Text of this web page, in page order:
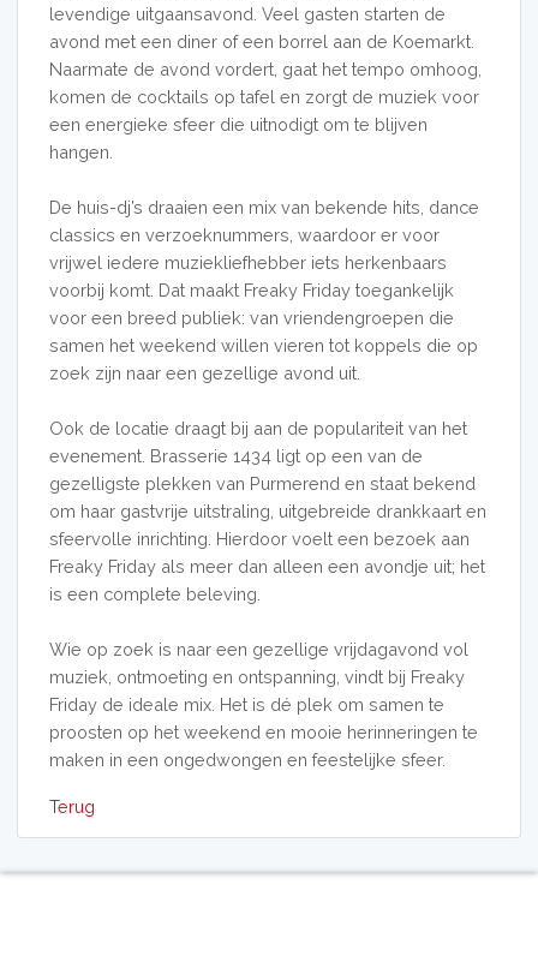
levendige uitgaansavond. Veel gasten starten de
avond met een diner of een borrel aan de Koemarkt.
Naarmate de avond vordert, gaat het tempo omhoog,
komen de cocktails op tafel en zorgt de muziek voor
een energieke sfeer die uitnodigt om te blijven
hangen.
De huis-dj’s draaien een mix van bekende hits, dance
classics en verzoeknummers, waardoor er voor
vrijwel iedere muziekliefhebber iets herkenbaars
voorbij komt. Dat maakt Freaky Friday toegankelijk
voor een breed publiek: van vriendengroepen die
samen het weekend willen vieren tot koppels die op
zoek zijn naar een gezellige avond uit.
Ook de locatie draagt bij aan de populariteit van het
evenement. Brasserie 1434 ligt op een van de
gezelligste plekken van Purmerend en staat bekend
om haar gastvrije uitstraling, uitgebreide drankkaart en
sfeervolle inrichting. Hierdoor voelt een bezoek aan
Freaky Friday als meer dan alleen een avondje uit; het
is een complete beleving.
Wie op zoek is naar een gezellige vrijdagavond vol
muziek, ontmoeting en ontspanning, vindt bij Freaky
Friday de ideale mix. Het is dé plek om samen te
proosten op het weekend en mooie herinneringen te
maken in een ongedwongen en feestelijke sfeer.
Terug